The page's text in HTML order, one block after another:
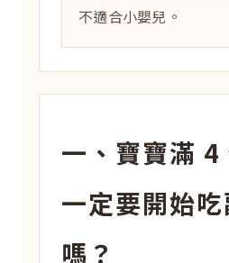
不適合小嬰兒。
一、寶寶滿 4
一定要開始
嗎？